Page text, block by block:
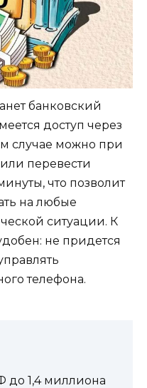
банковский
доступ через
случае можно при
перевести
что позволит
на любые
ситуации. К
не придется
телефона.
до 1,4 миллиона